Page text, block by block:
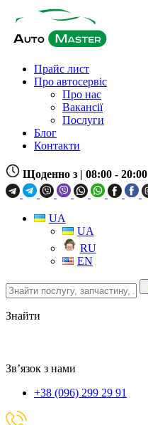
Прайс лист
Про автосервіс
Про нас
Вакансії
Послуги
Блог
Контакти
Щоденно з | 08:00 - 20:00
UA
UA
RU
EN
Знайти
послугу,
запчастину,
локацію
Знайти
Зв’язок з нами
+38 (096) 299 29 91